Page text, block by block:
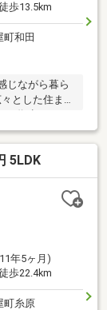
歩13.5km
和田
じながら暮ら
とした住まい
5LDK
年5ヶ月)
歩22.4km
町糸原